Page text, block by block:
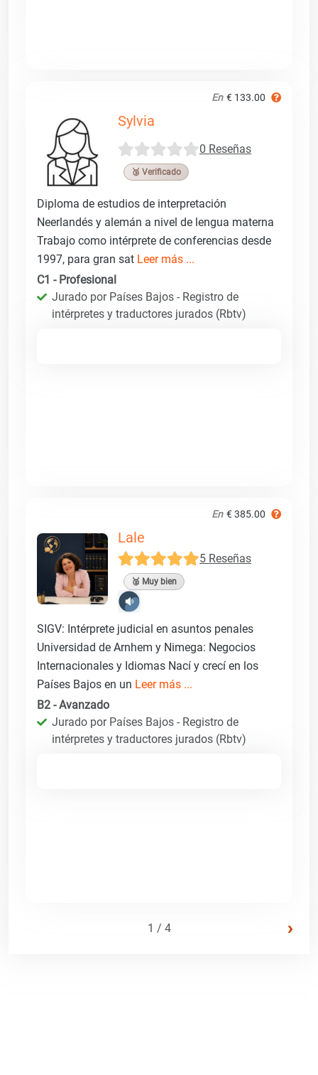
En € 133.00
Sylvia
0 Reseñas
🥉 Verificado
Diploma de estudios de interpretación
Neerlandés y alemán a nivel de lengua materna
Trabajo como intérprete de conferencias desde
1997, para gran sat Leer más ...
C1 - Profesional
Jurado por Países Bajos - Registro de
intérpretes y traductores jurados (Rbtv)
En € 385.00
Lale
5 Reseñas
🥈 Muy bien
SIGV: Intérprete judicial en asuntos penales
Universidad de Arnhem y Nimega: Negocios
Internacionales y Idiomas Nací y crecí en los
Países Bajos en un Leer más ...
B2 - Avanzado
Jurado por Países Bajos - Registro de
intérpretes y traductores jurados (Rbtv)
1 / 4 ›